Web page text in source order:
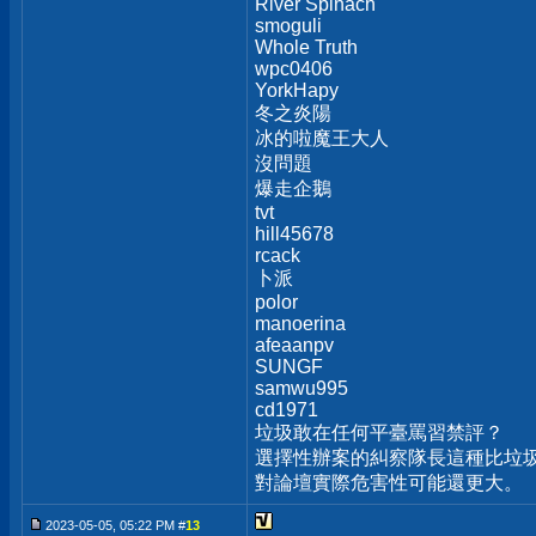
River Spinach
smoguli
Whole Truth
wpc0406
YorkHapy
冬之炎陽
冰的啦魔王大人
沒問題
爆走企鵝
tvt
hill45678
rcack
卜派
polor
manoerina
afeaanpv
SUNGF
samwu995
cd1971
垃圾敢在任何平臺罵習禁評？
選擇性辦案的糾察隊長這種比垃
對論壇實際危害性可能還更大。
2023-05-05, 05:22 PM #13